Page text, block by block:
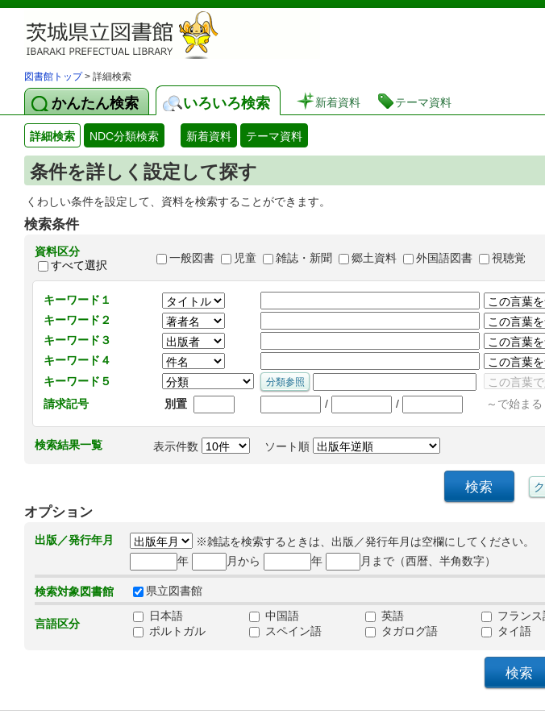
茨城県立図書館 蔵書検索・予
図書館トップ> 詳細検索
かんたん検索 いろいろ検索 新着資料 テーマ資料
詳細検索 NDC分類検索 新着資料 テーマ資料
条件を詳しく設定して探す
くわしい条件を設定して、資料を検索することができます。
検索条件
資料区分
すべて選択
一般図書 児童 雑誌・新聞 郷土資料 外国語図書 視聴覚
キーワード１
キーワード２
キーワード３
キーワード４
キーワード５
請求記号
別置 / / ～で始まる
検索結果一覧 表示件数 ソート順
オプション
出版／発行年月
※雑誌を検索するときは、出版／発行年月は空欄にしてください。
年
月から 年 月まで（西暦、半角数字）
検索対象図書館 県立図書館
言語区分
日本語 中国語 英語 フランス
ポルトガル
スペイン語 タガログ語 タイ語